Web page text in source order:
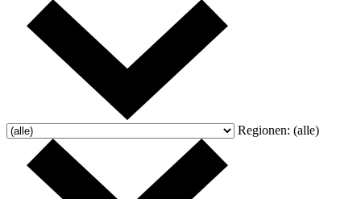
Regionen: (alle)